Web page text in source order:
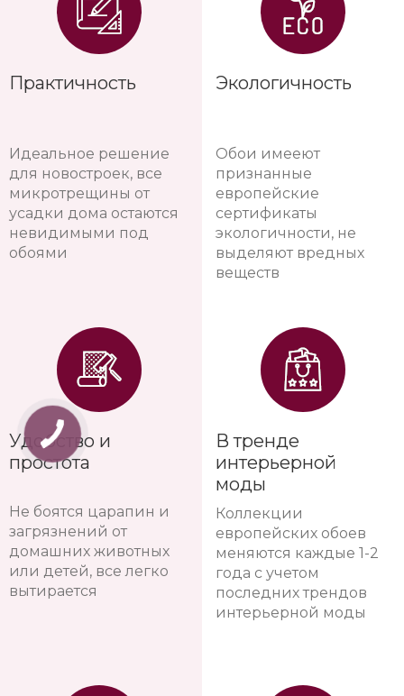
Практичность
Идеальное решение
для новостроек, все
микротрещины от
усадки дома остаются
невидимыми под
обоями
Удобство и
простота
Не боятся царапин и
загрязнений от
домашних животных
или детей, все легко
вытирается
Экологичность
Обои имееют
признанные
европейские
сертификаты
экологичности, не
выделяют вредных
веществ
В тренде
интерьерной
моды
Коллекции
европейских обоев
меняются каждые 1-2
года с учетом
последних трендов
интерьерной моды